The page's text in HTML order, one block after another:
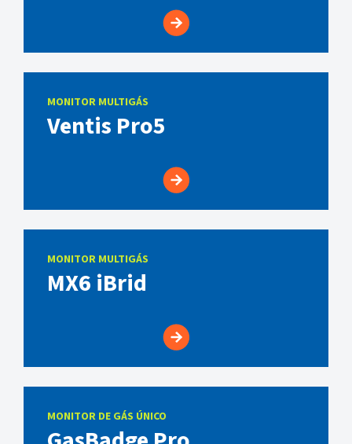
MONITOR MULTIGÁS
Ventis Pro5
MONITOR MULTIGÁS
MX6 iBrid
MONITOR DE GÁS ÚNICO